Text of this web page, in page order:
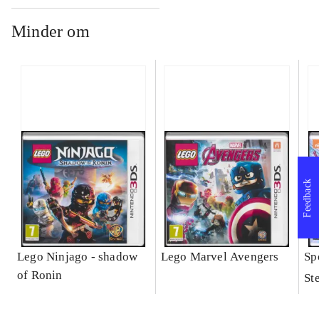
Minder om
Lego Ninjago - shadow
of Ronin
Lego Marvel Avengers
Feedback